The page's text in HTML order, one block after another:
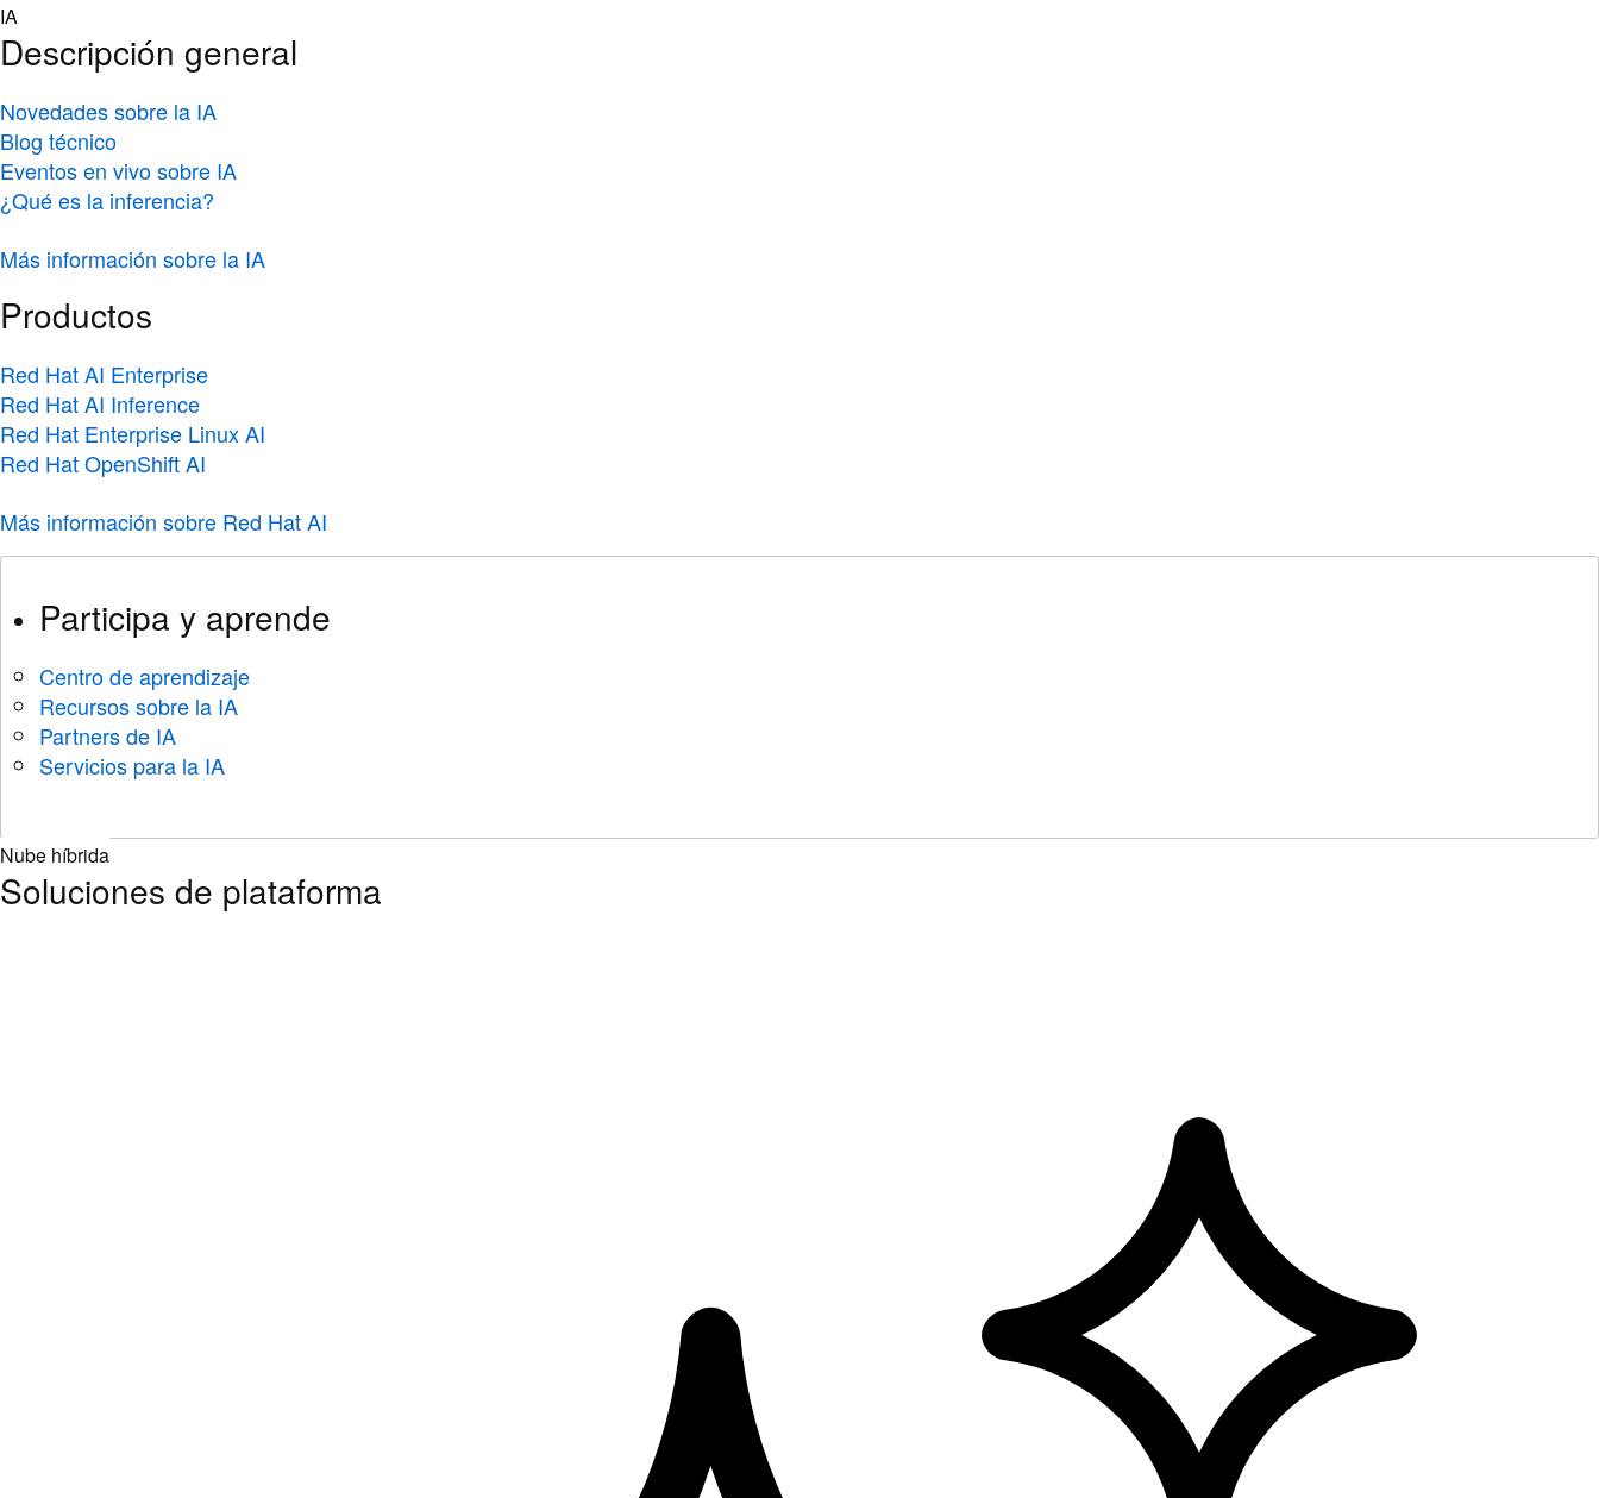
Skip
content
IA
Descripción general
Novedades sobre la IA
Blog técnico
Eventos en vivo sobre IA
¿Qué es la inferencia?
Más información sobre la IA
Productos
Red Hat AI Enterprise
Red Hat AI Inference
Red Hat Enterprise Linux AI
Red Hat OpenShift AI
Más información sobre Red Hat AI
Participa y aprende
Centro de aprendizaje
Recursos sobre la IA
Partners de IA
Servicios para la IA
Nube híbrida
Soluciones de plataforma